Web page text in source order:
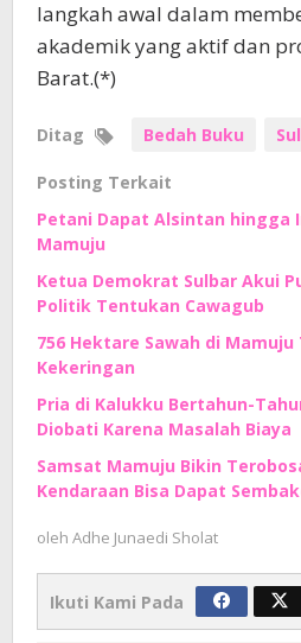
langkah awal dalam
akademik yang aktif dan
Barat.(*)
Ditag Bedah Buku
Posting Terkait
Petani Dapat Alsintan hingga
Mamuju
Ketua Demokrat Sulbar Akui
Politik Tentukan Cawagub
756 Hektare Sawah di
Kekeringan
Pria di Kalukku Bertahun-
Diobati Karena Masalah Biaya
Samsat Mamuju Bikin
Kendaraan Bisa Dapat
oleh Adhe Junaedi Sholat
Ikuti Kami Pada